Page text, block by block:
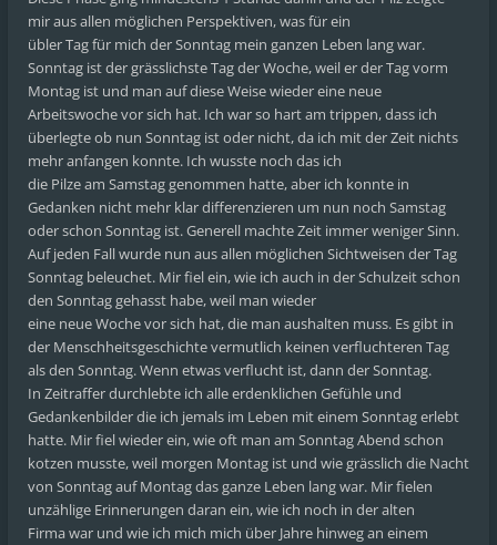
mir aus allen möglichen Perspektiven, was für ein
übler Tag für mich der Sonntag mein ganzen Leben lang war.
Sonntag ist der grässlichste Tag der Woche, weil er der Tag vorm
Montag ist und man auf diese Weise wieder eine neue
Arbeitswoche vor sich hat. Ich war so hart am trippen, dass ich
überlegte ob nun Sonntag ist oder nicht, da ich mit der Zeit nichts
mehr anfangen konnte. Ich wusste noch das ich
die Pilze am Samstag genommen hatte, aber ich konnte in
Gedanken nicht mehr klar differenzieren um nun noch Samstag
oder schon Sonntag ist. Generell machte Zeit immer weniger Sinn.
Auf jeden Fall wurde nun aus allen möglichen Sichtweisen der Tag
Sonntag beleuchet. Mir fiel ein, wie ich auch in der Schulzeit schon
den Sonntag gehasst habe, weil man wieder
eine neue Woche vor sich hat, die man aushalten muss. Es gibt in
der Menschheitsgeschichte vermutlich keinen verfluchteren Tag
als den Sonntag. Wenn etwas verflucht ist, dann der Sonntag.
In Zeitraffer durchlebte ich alle erdenklichen Gefühle und
Gedankenbilder die ich jemals im Leben mit einem Sonntag erlebt
hatte. Mir fiel wieder ein, wie oft man am Sonntag Abend schon
kotzen musste, weil morgen Montag ist und wie grässlich die Nacht
von Sonntag auf Montag das ganze Leben lang war. Mir fielen
unzählige Erinnerungen daran ein, wie ich noch in der alten
Firma war und wie ich mich mich über Jahre hinweg an einem